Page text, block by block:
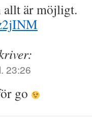
allt är möjligt.
23:26
go